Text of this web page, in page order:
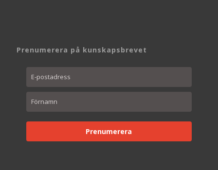
Prenumerera på kunskapsbrevet
Prenumerera